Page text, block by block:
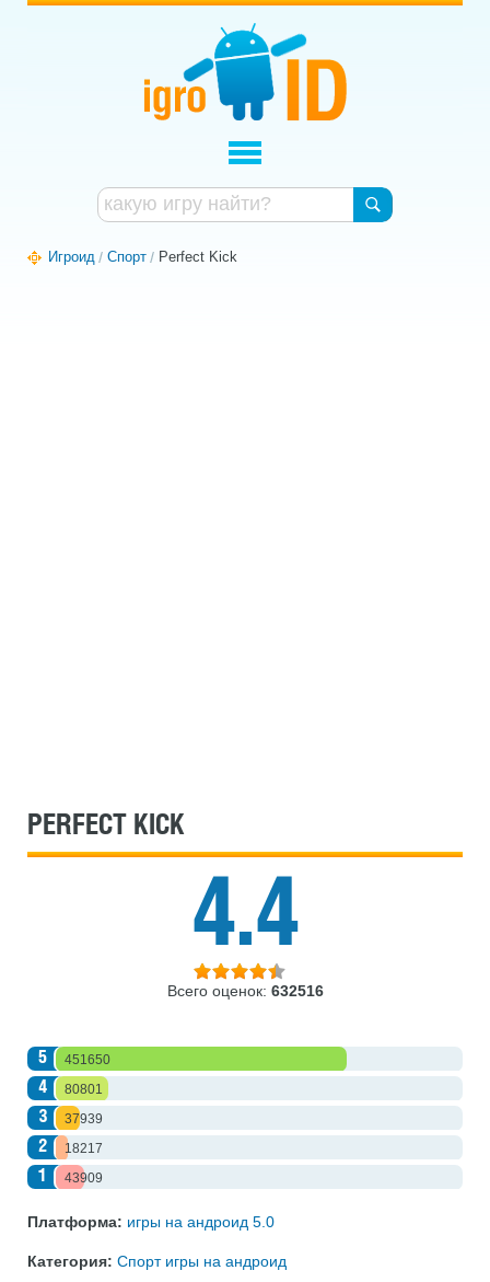
Игроид Спорт Perfect Kick
PERFECT KICK
4.4
Всего оценок: 632516
5 451650
4 80801
3 37939
2 18217
1 43909
Платформа: игры на андроид 5.0
Категория: Спорт игры на андроид